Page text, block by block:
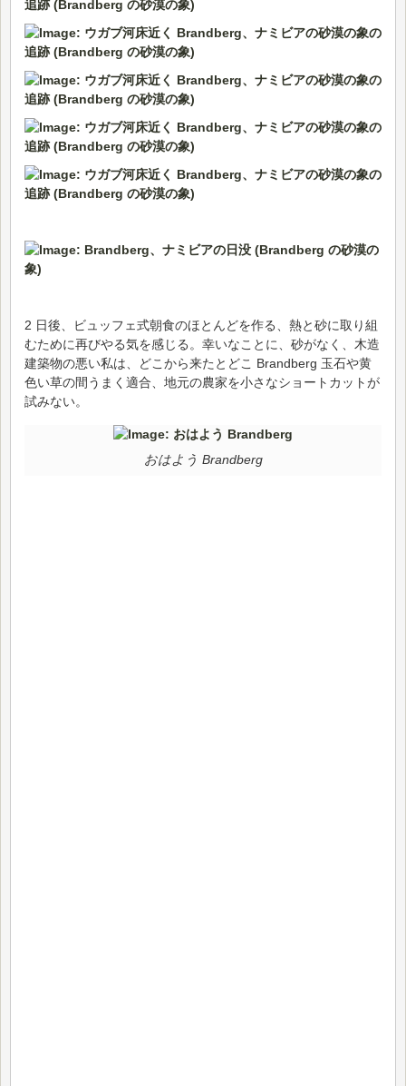
2 日後、ビュッフェ式朝食のほとんどを作る、熱と砂に取り組
むために再びやる気を感じる。幸いなことに、砂がなく、木造
建築物の悪い私は、どこから来たとどこ Brandberg 玉石や黄
色い草の間うまく適合、地元の農家を小さなショートカットが
試みない。
おはよう Brandberg